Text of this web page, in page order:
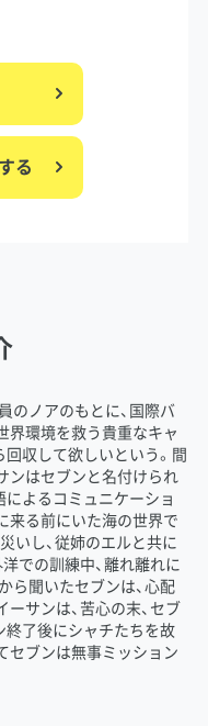
る
のノアのもとに、国際バ
界環境を救う貴重なキャ
収して欲しいという。間
ンはセブンと名付けられ
によるコミュニケーショ
来る前にいた海の世界で
いし、従姉のエルと共に
での訓練中、離れ離れに
ら聞いたセブンは、心配
サンは、苦心の末、セブ
終了後にシャチたちを故
セブンは無事ミッション